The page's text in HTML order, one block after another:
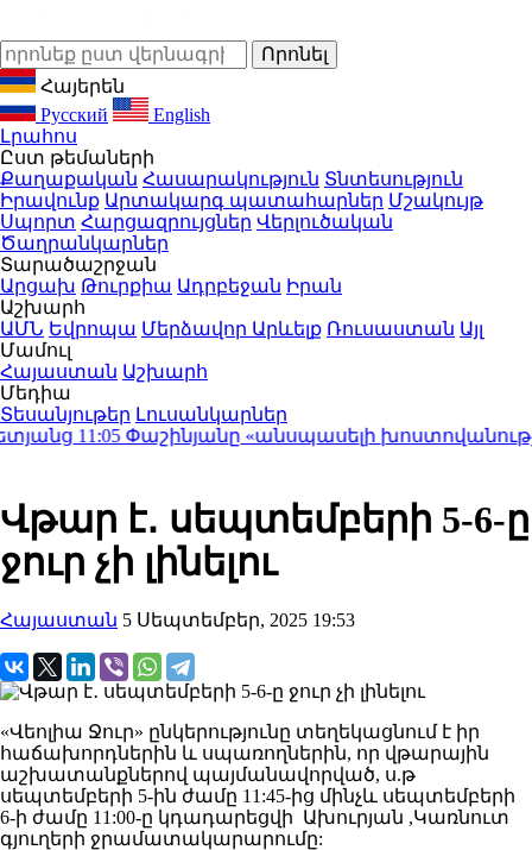
Հայերեն
Русский
English
Լրահոս
Ըստ թեմաների
Քաղաքական Հասարակություն Տնտեսություն
Իրավունք Արտակարգ պատահարներ Մշակույթ
Սպորտ Հարցազրույցներ Վերլուծական
Ծաղրանկարներ
Տարածաշրջան
Արցախ Թուրքիա Ադրբեջան Իրան
Աշխարհ
ԱՄՆ Եվրոպա Մերձավոր Արևելք Ռուսաստան Այլ
Մամուլ
Հայաստան Աշխարհ
Մեդիա
Տեսանյութեր Լուսանկարներ
11:05Փաշինյանը «անսպասելի
Վթար է․ սեպտեմբերի 5-6-ը
ջուր չի լինելու
Հայաստան 5 Սեպտեմբեր, 2025 19:53
«Վեոլիա Ջուր» ընկերությունը տեղեկացնում է իր
հաճախորդներին և սպառողներին, որ վթարային
աշխատանքներով պայմանավորված, ս.թ
սեպտեմբերի 5-ին ժամը 11:45-ից մինչև սեպտեմբերի
6-ի ժամը 11:00-ը կդադարեցվի Ախուրյան ,Կառնուտ
գյուղերի ջրամատակարարումը: